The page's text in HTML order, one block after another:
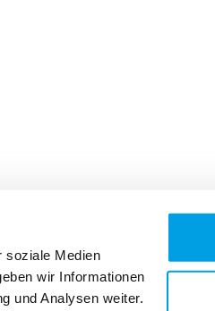
soziale Medien
wir Informationen
und Analysen weiter.